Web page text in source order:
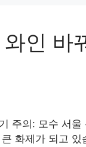
인 바
주의: 모수 서울
화제가 되고